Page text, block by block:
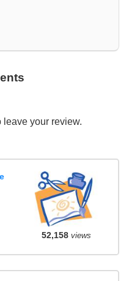
leave your review.
52,158views